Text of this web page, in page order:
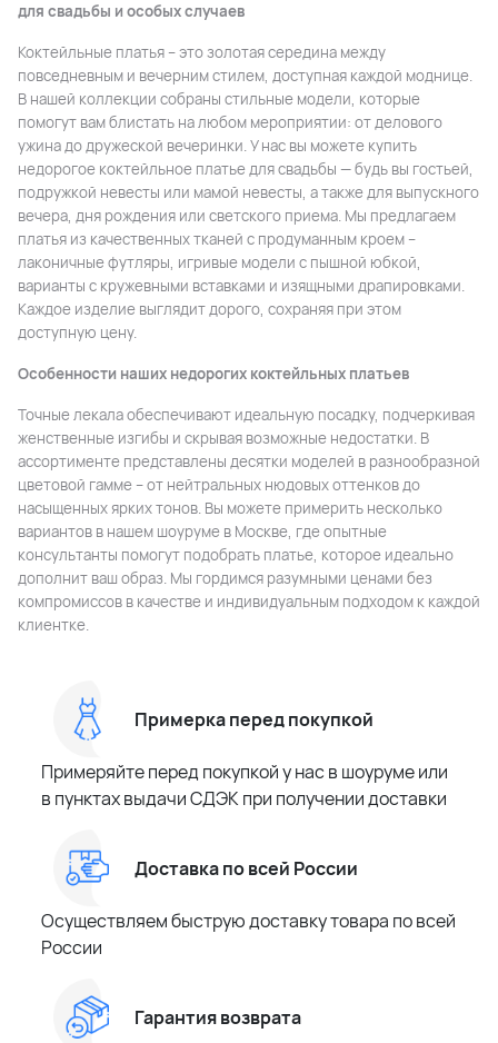
для свадьбы и особых случаев
Коктейльные платья – это золотая середина между
повседневным и вечерним стилем, доступная каждой моднице.
В нашей коллекции собраны стильные модели, которые
помогут вам блистать на любом мероприятии: от делового
ужина до дружеской вечеринки. У нас вы можете купить
недорогое коктейльное платье для свадьбы — будь вы гостьей,
подружкой невесты или мамой невесты, а также для выпускного
вечера, дня рождения или светского приема. Мы предлагаем
платья из качественных тканей с продуманным кроем –
лаконичные футляры, игривые модели с пышной юбкой,
варианты с кружевными вставками и изящными драпировками.
Каждое изделие выглядит дорого, сохраняя при этом
доступную цену.
Особенности наших недорогих коктейльных платьев
Точные лекала обеспечивают идеальную посадку, подчеркивая
женственные изгибы и скрывая возможные недостатки. В
ассортименте представлены десятки моделей в разнообразной
цветовой гамме – от нейтральных нюдовых оттенков до
насыщенных ярких тонов. Вы можете примерить несколько
вариантов в нашем шоуруме в Москве, где опытные
консультанты помогут подобрать платье, которое идеально
дополнит ваш образ. Мы гордимся разумными ценами без
компромиссов в качестве и индивидуальным подходом к каждой
клиентке.
Примерка перед покупкой
Примеряйте перед покупкой у нас в шоуруме или
в пунктах выдачи СДЭК при получении доставки
Доставка по всей России
Осуществляем быструю доставку товара по всей
России
Гарантия возврата